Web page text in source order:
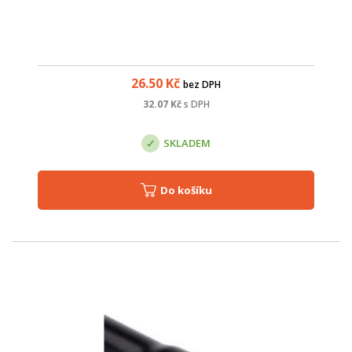
26.50 Kč bez DPH
32.07Kč s DPH
SKLADEM
Do košíku